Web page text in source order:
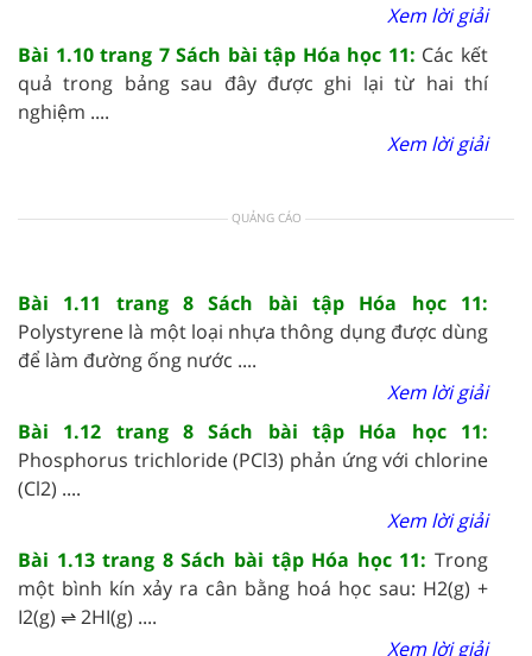
Xem lời giải
Bài 1.10 trang 7 Sách bài tập Hóa học 11: Các kết
quả trong bảng sau đây được ghi lại từ hai thí
nghiệm ....
Xem lời giải
QUẢNG CÁO
Bài 1.11 trang 8 Sách bài tập Hóa học 11:
Polystyrene là một loại nhựa thông dụng được dùng
để làm đường ống nước ....
Xem lời giải
Bài 1.12 trang 8 Sách bài tập Hóa học 11:
Phosphorus trichloride (PCl3) phản ứng với chlorine
(Cl2) ....
Xem lời giải
Bài 1.13 trang 8 Sách bài tập Hóa học 11: Trong
một bình kín xảy ra cân bằng hoá học sau: H2(g) +
I2(g) ⇌ 2HI(g) ....
Xem lời giải